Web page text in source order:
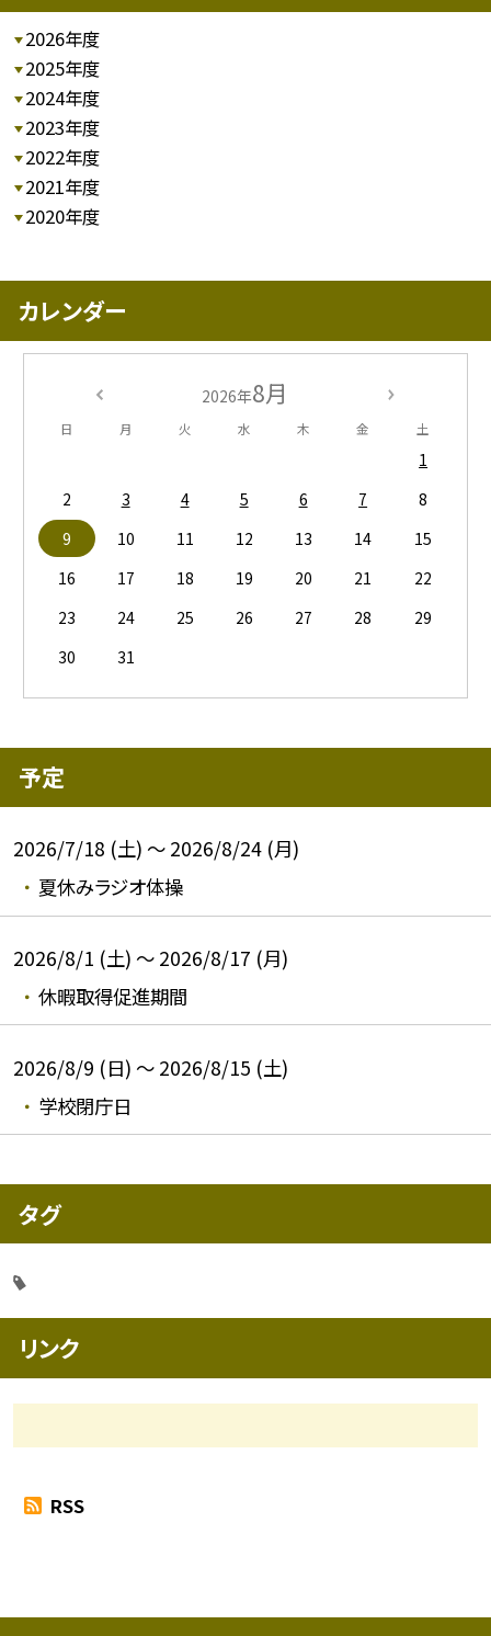
2026年度
2025年度
2024年度
2023年度
2022年度
2021年度
2020年度
カレンダー
2026年8月
日 月 火 水 木 金 土
1
2
3 4 5 6 7
8
9
10 11 12 13 14
15
16
17 18 19 20 21
22
23
24 25 26 27 28
29
30
31
予定
2026/7/18 (土) ～ 2026/8/24 (月)
夏休みラジオ体操
2026/8/1 (土) ～ 2026/8/17 (月)
休暇取得促進期間
2026/8/9 (日) ～ 2026/8/15 (土)
学校閉庁日
タグ
リンク
RSS